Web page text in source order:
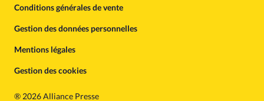
Conditions générales de vente
Gestion des données personnelles
Mentions légales
Gestion des cookies
® 2026 Alliance Presse